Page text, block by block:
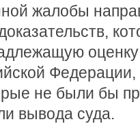
жалобы
оценку
не были бы
вывода суда.